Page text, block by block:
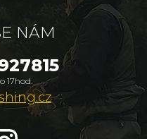
NÁM
17hod.